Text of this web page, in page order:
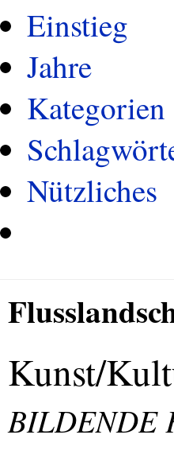
Einstieg
Jahre
Kategorien
Nützliches
Kunst/
BILDENDE